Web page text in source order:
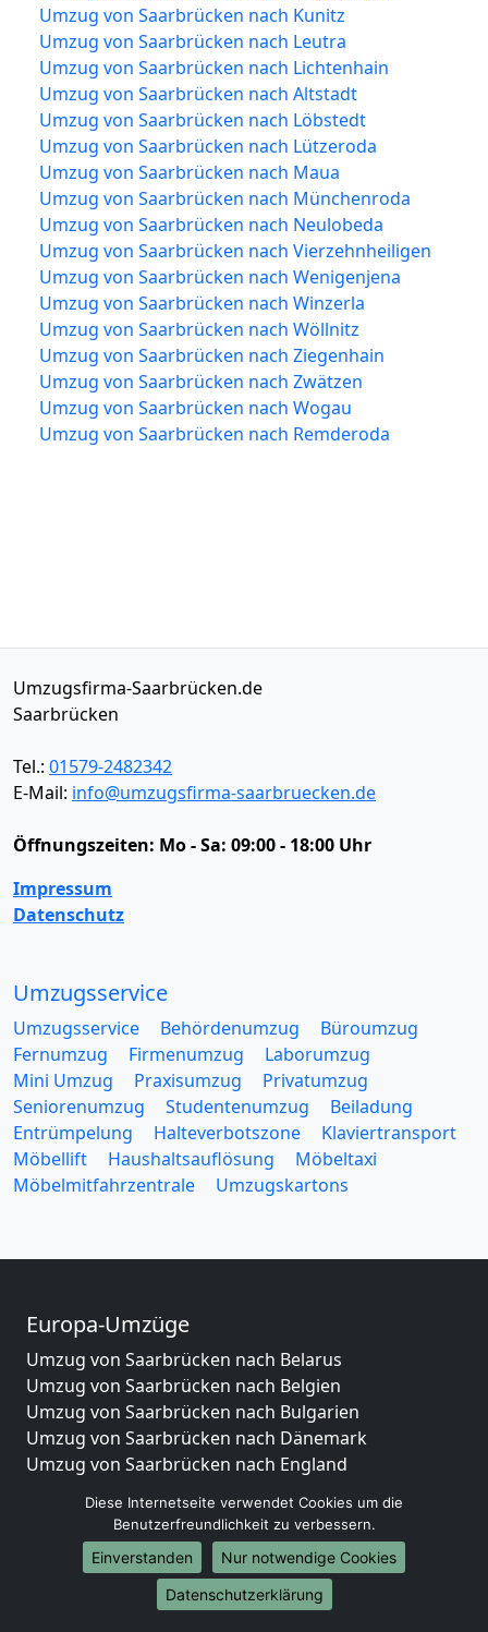
Umzug von Saarbrücken nach Kunitz
Umzug von Saarbrücken nach Leutra
Umzug von Saarbrücken nach Lichtenhain
Umzug von Saarbrücken nach Altstadt
Umzug von Saarbrücken nach Löbstedt
Umzug von Saarbrücken nach Lützeroda
Umzug von Saarbrücken nach Maua
Umzug von Saarbrücken nach Münchenroda
Umzug von Saarbrücken nach Neulobeda
Umzug von Saarbrücken nach Vierzehnheiligen
Umzug von Saarbrücken nach Wenigenjena
Umzug von Saarbrücken nach Winzerla
Umzug von Saarbrücken nach Wöllnitz
Umzug von Saarbrücken nach Ziegenhain
Umzug von Saarbrücken nach Zwätzen
Umzug von Saarbrücken nach Wogau
Umzug von Saarbrücken nach Remderoda
Umzugsfirma-Saarbrücken.de
Saarbrücken
Tel.: 01579-2482342
E-Mail: info@umzugsfirma-saarbruecken.de
Öffnungszeiten: Mo - Sa: 09:00 - 18:00 Uhr
Impressum
Datenschutz
Umzugsservice
Umzugsservice Behördenumzug
Büroumzug
Fernumzug
Firmenumzug
Laborumzug
Mini Umzug
Praxisumzug
Privatumzug
Seniorenumzug
Studentenumzug
Beiladung
Entrümpelung
Halteverbotszone
Klaviertransport
Möbellift
Haushaltsauflösung
Möbeltaxi
Möbelmitfahrzentrale
Umzugskartons
Europa-Umzüge
Umzug von Saarbrücken nach Belarus
Umzug von Saarbrücken nach Belgien
Umzug von Saarbrücken nach Bulgarien
Umzug von Saarbrücken nach Dänemark
Umzug von Saarbrücken nach England
Umzug von Saarbrücken nach Bosnien
und Herzegowina
Umzug von Saarbrücken nach Irland
Umzug von Saarbrücken nach Lettland
Diese Internetseite verwendet Cookies um die
Benutzerfreundlichkeit zu verbessern.
Einverstanden
Nur notwendige Cookies
Datenschutzerklärung